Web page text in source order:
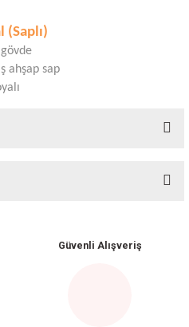
(Saplı)
ahşap sap
Güvenli Alışveriş